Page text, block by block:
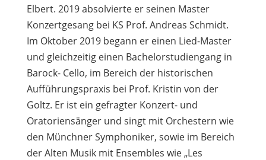
Elbert. 2019 absolvierte er seinen Master
Konzertgesang bei KS Prof. Andreas Schmidt.
Im Oktober 2019 begann er einen Lied-Master
und gleichzeitig einen Bachelorstudiengang in
Barock- Cello, im Bereich der historischen
Aufführungspraxis bei Prof. Kristin von der
Goltz. Er ist ein gefragter Konzert- und
Oratoriensänger und singt mit Orchestern wie
den Münchner Symphoniker, sowie im Bereich
der Alten Musik mit Ensembles wie „Les